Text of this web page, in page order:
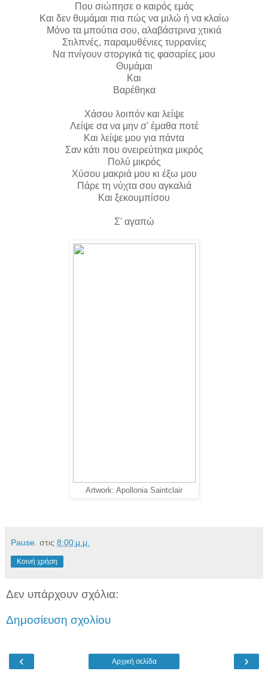
Που σιώπησε ο καιρός εμάς
Και δεν θυμάμαι πια πώς να μιλώ ή να κλαίω
Μόνο τα μπούτια σου, αλαβάστρινα χτικιά
Στιλπνές, παραμυθένιες τυρρανίες
Να πνίγουν στοργικά τις φασαρίες μου
Θυμάμαι
Και
Βαρέθηκα
Χάσου λοιπόν και λείψε
Λείψε σα να μην σ' έμαθα ποτέ
Και λείψε μου για πάντα
Σαν κάτι που ονειρεύτηκα μικρός
Πολύ μικρός
Χύσου μακριά μου κι έξω μου
Πάρε τη νύχτα σου αγκαλιά
Και ξεκουμπίσου
Σ' αγαπώ
Artwork: Apollonia Saintclair
Pause. στις 8:00 μ.μ.
Κοινή χρήση
Δεν υπάρχουν σχόλια:
Δημοσίευση σχολίου
‹ ›
Αρχική σελίδα